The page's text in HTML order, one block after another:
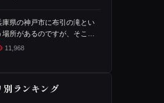
庫県の神戸市に布引の滝とい
場所があるのですが、そこで
霊体験をした時の話です
11,968
別ランキング